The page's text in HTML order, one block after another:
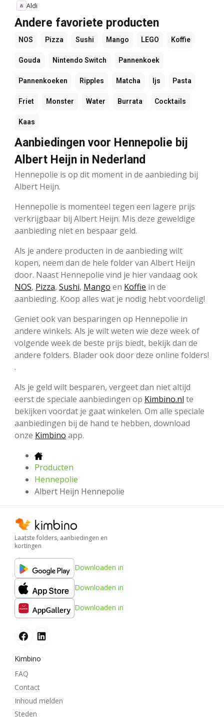
Aldi
Andere favoriete producten
NOS Pizza Sushi Mango LEGO Koffie
Gouda Nintendo Switch Pannenkoek
Pannenkoeken Ripples Matcha Ijs Pasta
Friet Monster Water Burrata Cocktails
Kaas
Aanbiedingen voor Hennepolie bij
Albert Heijn in Nederland
Hennepolie is op dit moment in de aanbieding bij
Albert Heijn.
Hennepolie is momenteel tegen een lagere prijs
verkrijgbaar bij Albert Heijn. Mis deze geweldige
aanbieding niet en bespaar geld.
Als je andere producten in de aanbieding wilt
kopen, neem dan de hele folder van Albert Heijn
door. Naast Hennepolie vind je hier vandaag ook
NOS, Pizza, Sushi, Mango en Koffie in de
aanbieding. Koop alles wat je nodig hebt voordelig!
Geniet ook van besparingen op Hennepolie in
andere winkels. Als je wilt weten wie deze week of
volgende week de beste prijs biedt, bekijk dan de
andere folders. Blader ook door deze online folders!
.
Als je geld wilt besparen, vergeet dan niet altijd
eerst de speciale aanbiedingen op Kimbino.nl te
bekijken voordat je gaat winkelen. Om alle speciale
aanbiedingen bij de hand te hebben, download
onze Kimbino app.
Producten
Hennepolie
Albert Heijn Hennepolie
Laatste folders, aanbiedingen en
kortingen
Downloaden in
Downloaden in
Downloaden in
Kimbino
FAQ
Contact
Inhoud melden
Steden